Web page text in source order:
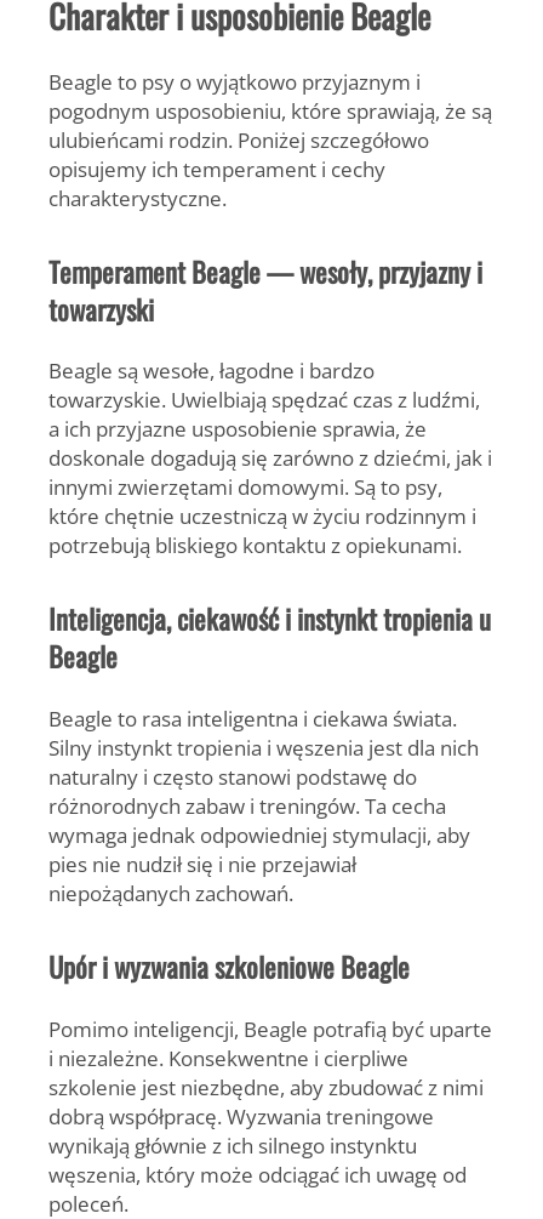
Charakter i usposobienie Beagle
Beagle to psy o wyjątkowo przyjaznym i
pogodnym usposobieniu, które sprawiają, że są
ulubieńcami rodzin. Poniżej szczegółowo
opisujemy ich temperament i cechy
charakterystyczne.
Temperament Beagle — wesoły, przyjazny i
towarzyski
Beagle są wesołe, łagodne i bardzo
towarzyskie. Uwielbiają spędzać czas z ludźmi,
a ich przyjazne usposobienie sprawia, że
doskonale dogadują się zarówno z dziećmi, jak i
innymi zwierzętami domowymi. Są to psy,
które chętnie uczestniczą w życiu rodzinnym i
potrzebują bliskiego kontaktu z opiekunami.
Inteligencja, ciekawość i instynkt tropienia u
Beagle
Beagle to rasa inteligentna i ciekawa świata.
Silny instynkt tropienia i węszenia jest dla nich
naturalny i często stanowi podstawę do
różnorodnych zabaw i treningów. Ta cecha
wymaga jednak odpowiedniej stymulacji, aby
pies nie nudził się i nie przejawiał
niepożądanych zachowań.
Upór i wyzwania szkoleniowe Beagle
Pomimo inteligencji, Beagle potrafią być uparte
i niezależne. Konsekwentne i cierpliwe
szkolenie jest niezbędne, aby zbudować z nimi
dobrą współpracę. Wyzwania treningowe
wynikają głównie z ich silnego instynktu
węszenia, który może odciągać ich uwagę od
poleceń.